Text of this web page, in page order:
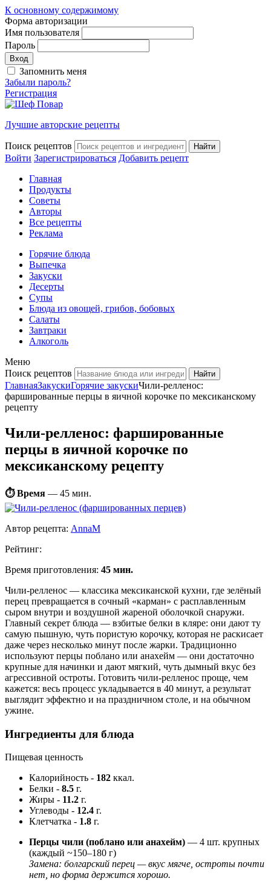
К основному содержимому
Форма авторизации
Имя пользователя
Пароль
Запомнить меня
Забыли пароль?
Регистрация
Лучшие авторские рецепты
Поиск рецептов
Войти Зарегистрироваться Добавить рецепт
Главная
Продукты
Советы
Авторы
Все рецепты
Реклама
Горячие блюда
Выпечка
Закуски
Десерты
Супы
Блюда из овощей, грибов, бобовых
Салаты
Завтраки
Алкоголь
Меню
Поиск рецептов
ГлавнаяЗакускиГорячие закускиЧили-релленос:
фаршированные перцы в яичной корочке по мексиканскому
рецепту
Чили-релленос: фаршированные
перцы в яичной корочке по
мексиканскому рецепту
⏱ Время — 45 мин.
Автор рецепта: AnnaM
Рейтинг:
Время приготовления: 45 мин.
Чили-релленос — классика мексиканской кухни, где зелёный
перец превращается в сочный «карман» с расплавленным
сыром внутри и воздушной жареной оболочкой снаружи.
Главный секрет блюда — взбитые белки в кляре: они дают ту
самую пышную, чуть пористую корочку, которая не раскисает
даже через несколько минут после жарки. Традиционно
используют перцы поблано или анахейм — они достаточно
крупные для начинки и дают мягкий, чуть дымный вкус без
агрессивной остроты. Готовить чили-релленос проще, чем
кажется: весь процесс укладывается в 40 минут, а результат
выглядит эффектно и на праздничном столе, и на обычном
ужине.
Ингредиенты для блюда
Пищевая ценность
Калорийность - 182 ккал.
Белки - 8.5 г.
Жиры - 11.2 г.
Углеводы - 12.4 г.
Клетчатка - 1.8 г.
Перцы чили (поблано или анахейм) — 4 шт. крупных
(каждый ~150–180 г)
Замена: болгарский перец — вкус мягче, остроты почти
нет, но форма держится хорошо.